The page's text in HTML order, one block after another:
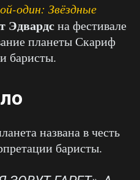
один: Звёздные
Эдвардсна фестивале
планеты Скариф
баристы.
названа в честь
баристы.